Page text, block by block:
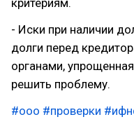
критериям.
- Иски при наличии
долги перед
органами,
решить проблему.
#ооо #проверки